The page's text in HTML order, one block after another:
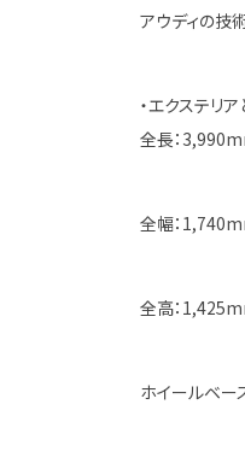
アウディの技
・エクステリ
全長：
全幅：
全高：
ホイールベー